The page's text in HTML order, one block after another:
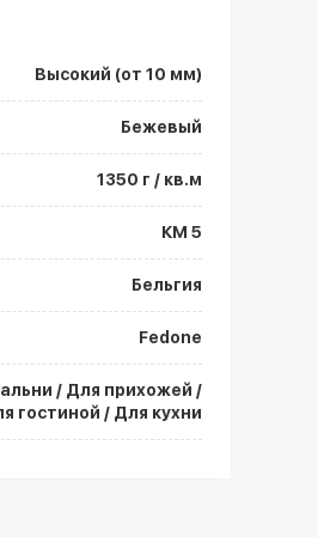
Высокий (от 10 мм)
Бежевый
1350 г / кв.м
КМ 5
Бельгия
Fedone
/ Для прихожей /
гостиной / Для кухни